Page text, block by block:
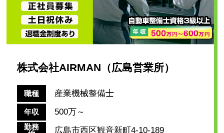
株式会社AIRMAN（広島営業所）
職種 産業機械整備士
年収 500万～
勤務
広島市西区観音新町4-10-189